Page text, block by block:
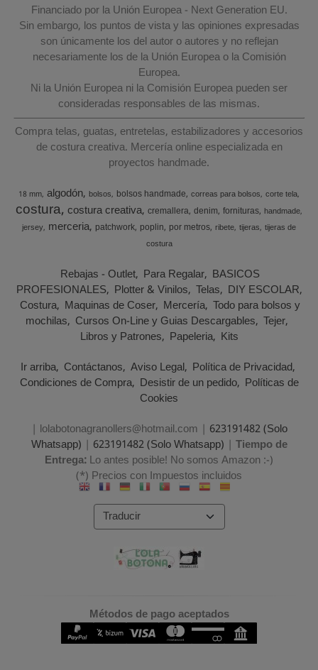
Financiado por la Unión Europea - Next Generation EU.
Sin embargo, los puntos de vista y las opiniones expresadas
son únicamente los del autor o autores y no reflejan
necesariamente los de la Unión Europea o la Comisión
Europea.
Ni la Unión Europea ni la Comisión Europea pueden ser
consideradas responsables de las mismas.
Compra telas, guatas, entretelas, estabilizadores y accesorios
de costura creativa. Mercería online especializada en
proyectos handmade.
18 mm algodón bolsos bolsos handmade correas para bolsos corte tela
costura costura creativa cremallera denim fornituras handmade
jersey merceria patchwork poplin por metros ribete tijeras tijeras de
costura
Rebajas - Outlet Para Regalar BASICOS
PROFESIONALES Plotter & Vinilos Telas DIY ESCOLAR
Costura Maquinas de Coser Mercería Todo para bolsos y
mochilas Cursos On-Line y Guias Descargables Tejer
Libros y Patrones Papeleria Kits
Ir arriba Contáctanos Aviso Legal Política de Privacidad
Condiciones de Compra Desistir de un pedido Políticas de
Cookies
| lolabotonagranollers@hotmail.com | 623191482 (Solo
Whatsapp) | 623191482 (Solo Whatsapp) | Tiempo de
Entrega:Lo antes posible! No somos Amazon :-)
(*) Precios con Impuestos incluidos
Métodos de pago aceptados